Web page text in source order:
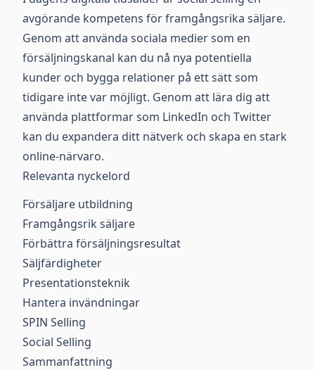
avgörande kompetens för framgångsrika säljare.
Genom att använda sociala medier som en
försäljningskanal kan du nå nya potentiella
kunder och bygga relationer på ett sätt som
tidigare inte var möjligt. Genom att lära dig att
använda plattformar som LinkedIn och Twitter
kan du expandera ditt nätverk och skapa en stark
online-närvaro.
Relevanta nyckelord
Försäljare utbildning
Framgångsrik säljare
Förbättra försäljningsresultat
Säljfärdigheter
Presentationsteknik
Hantera invändningar
SPIN Selling
Social Selling
Sammanfattning